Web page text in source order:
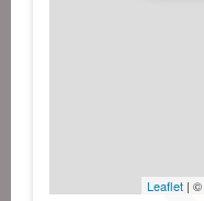
Leaflet | ©